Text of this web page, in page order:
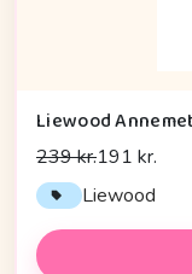
Liewood
239 kr.191 kr.
Liewood